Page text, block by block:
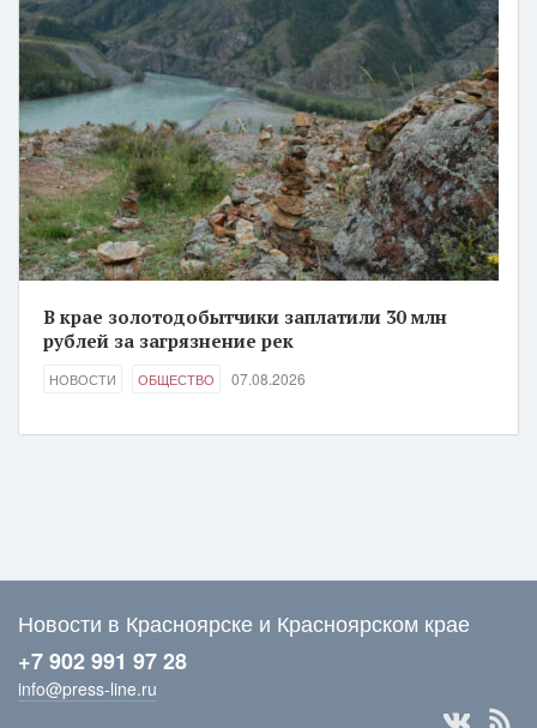
В крае золотодобытчики заплатили 30 млн
рублей за загрязнение рек
НОВОСТИ ОБЩЕСТВО 07.08.2026
Новости в Красноярске и Красноярском крае
+7 902 991 97 28
info@press-line.ru